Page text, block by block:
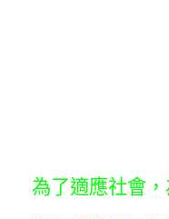
為了適應社會